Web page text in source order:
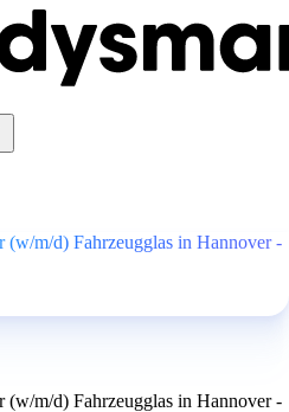
m/d) Fahrzeugglas in Hannover -
m/d) Fahrzeugglas in Hannover -